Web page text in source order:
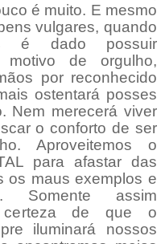
é muito. E mesmo
vulgares, quando
é dado possuir
motivo de orgulho,
por reconhecido
ostentará posses
Nem merecerá viver
o conforto de ser
Aproveitemos o
para afastar das
os maus exemplos e
Somente assim
certeza de que o
iluminará nossos